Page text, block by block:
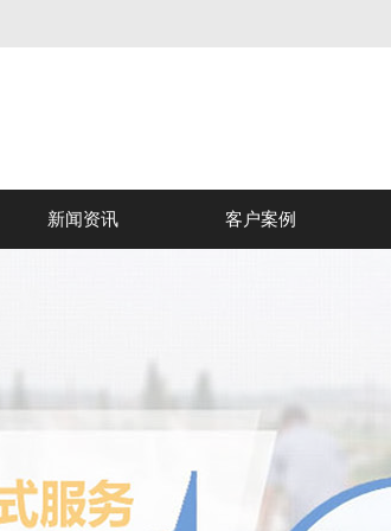
新闻资讯 客户案例